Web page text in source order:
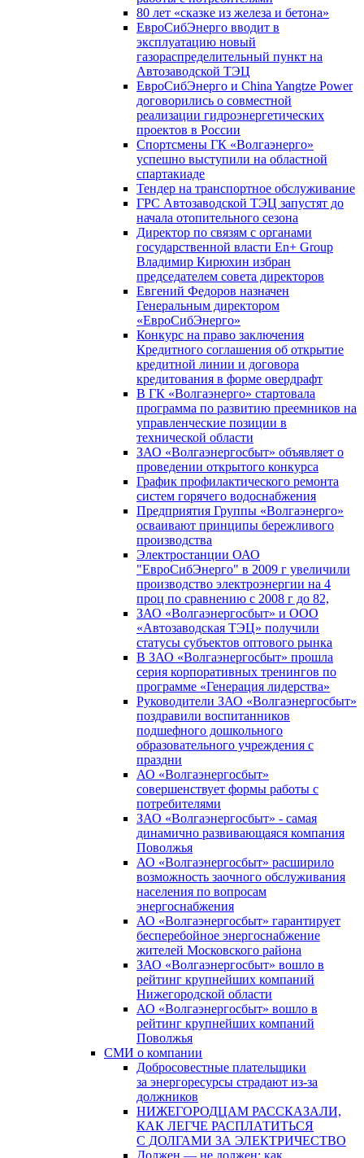
80 лет «сказке из железа и бетона»
ЕвроСибЭнерго вводит в
эксплуатацию новый
газораспределительный пункт на
Автозаводской ТЭЦ
ЕвроСибЭнерго и China Yangtze Power
договорились о совместной
реализации гидроэнергетических
проектов в России
Спортсмены ГК «Волгаэнерго»
успешно выступили на областной
спартакиаде
Тендер на транспортное обслуживание
ГРС Автозаводской ТЭЦ запустят до
начала отопительного сезона
Директор по связям с органами
государственной власти En+ Group
Владимир Кирюхин избран
председателем совета директоров
Евгений Федоров назначен
Генеральным директором
«ЕвроСибЭнерго»
Конкурс на право заключения
Кредитного соглашения об открытие
кредитной линии и договора
кредитования в форме овердрафт
В ГК «Волгаэнерго» стартовала
программа по развитию преемников на
управленческие позиции в
технической области
ЗАО «Волгаэнергосбыт» объявляет о
проведении открытого конкурса
График профилактического ремонта
систем горячего водоснабжения
Предприятия Группы «Волгаэнерго»
осваивают принципы бережливого
производства
Электростанции ОАО
"ЕвроСибЭнерго" в 2009 г увеличили
производство электроэнергии на 4
проц по сравнению с 2008 г до 82,
ЗАО «Волгаэнергосбыт» и ООО
«Автозаводская ТЭЦ» получили
статусы субъектов оптового рынка
В ЗАО «Волгаэнергосбыт» прошла
серия корпоративных тренингов по
программе «Генерация лидерства»
Руководители ЗАО «Волгаэнергосбыт»
поздравили воспитанников
подшефного дошкольного
образовательного учреждения с
праздни
АО «Волгаэнергосбыт»
совершенствует формы работы с
потребителями
ЗАО «Волгаэнергосбыт» - самая
динамично развивающаяся компания
Поволжья
АО «Волгаэнергосбыт» расширило
возможность заочного обслуживания
населения по вопросам
энергоснабжения
АО «Волгаэнергосбыт» гарантирует
бесперебойное энергоснабжение
жителей Московского района
ЗАО «Волгаэнергосбыт» вошло в
рейтинг крупнейших компаний
Нижегородской области
АО «Волгаэнергосбыт» вошло в
рейтинг крупнейших компаний
Поволжья
СМИ о компании
Добросовестные плательщики
за энергоресурсы страдают из-за
должников
НИЖЕГОРОДЦАМ РАССКАЗАЛИ,
КАК ЛЕГЧЕ РАСПЛАТИТЬСЯ
С ДОЛГАМИ ЗА ЭЛЕКТРИЧЕСТВО